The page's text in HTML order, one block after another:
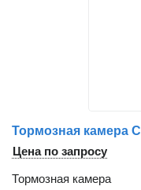
Цена по запросу
Тормозная камера